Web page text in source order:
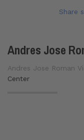
Share
Andres Jose
Andres Jose Roman
Center